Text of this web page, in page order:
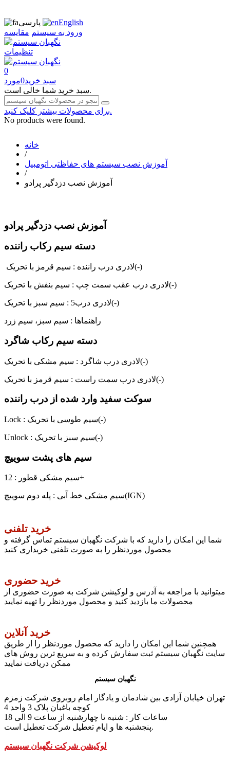
پارسی
English
ورود به سیستم مقایسه
تنظیمات
0
سبد خرید0مورد
سبد خرید شما خالی است.
برای محصولات بیشتر کلیک کنید.
No products were found.
خانه
/
آموزش نصب سیستم های حفاظتی اتومبیل
/
آموزش نصب دزدگیر پرادو
آموزش نصب دزدگیر پرادو
دسته سیم رکاب راننده
لادری درب راننده : سیم قرمز با تحریک(-)
لادری درب عقب سمت چپ : سیم بنفش با تحریک(-)
لادری درب5 : سیم سبز با تحریک(-)
راهنماها : سیم سبز، سیم زرد
دسته سیم رکاب شاگرد
لادری درب شاگرد : سیم مشکی با تحریک(-)
لادری درب سمت راست : سیم قرمز با تحریک(-)
سوکت سفید وارد شده از درب راننده
Lock : سیم طوسی با تحریک(-)
Unlock : سیم سبز با تحریک(-)
سیم های پشت سوییچ
سیم مشکی قطور : 12+
سیم مشکی خط آبی : پله دوم سوییچ(IGN)
خرید تلفنی
شما این امکان را دارید که با شرکت نگهبان سیستم تماس گرفته و
محصول موردنظر را به صورت تلفنی خریداری کنید
خرید حضوری
میتوانید با مراجعه به آدرس و لوکیشن شرکت به صورت حضوری از
محصولات ما بازدید کنید و محصول موردنظر را تهیه نمایید
خرید آنلاین
همچنین شما این امکان را دارید که محصول موردنظر را از طریق
سایت نگهبان سیستم ثبت سفارش کرده و به سریع ترین روش های
ممکن دریافت نمایید
نگهبان سیستم
تهران خیابان آزادی بین شادمان و یادگار امام روبروی شرکت زمزم
کوچه باغبان پلاک 3 واحد 4
پنجشنبه ها و ایام تعطیل شرکت تعطیل است.
لوکیشن شرکت نگهبان سیستم